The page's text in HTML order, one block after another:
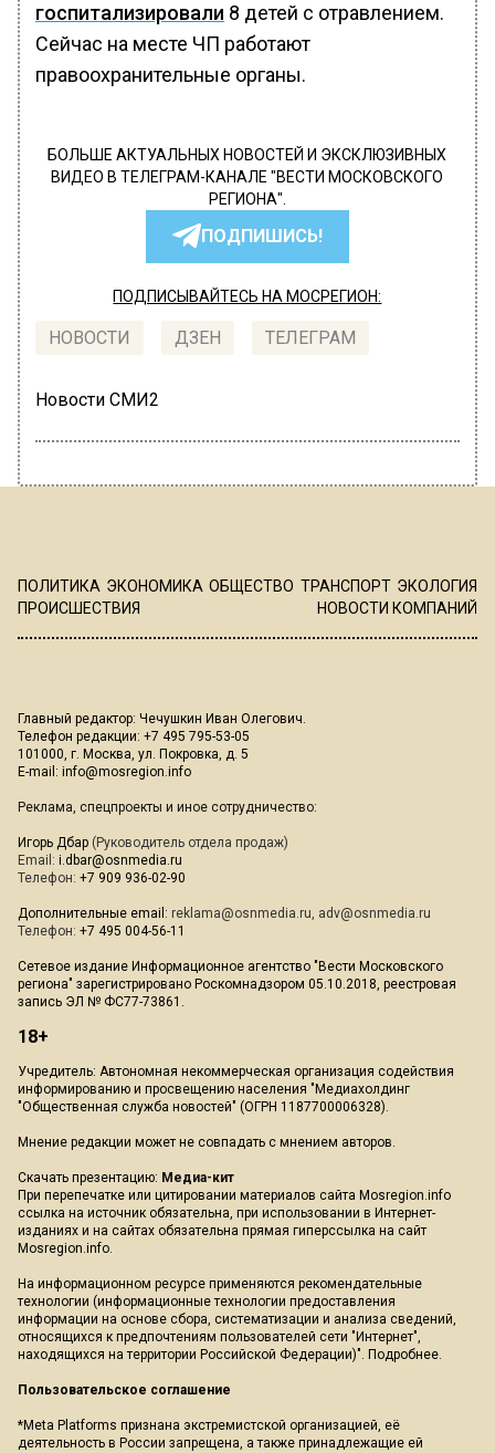
госпитализировали 8 детей с отравлением.
Сейчас на месте ЧП работают
правоохранительные органы.
БОЛЬШЕ АКТУАЛЬНЫХ НОВОСТЕЙ И ЭКСКЛЮЗИВНЫХ
ВИДЕО В ТЕЛЕГРАМ-КАНАЛЕ "ВЕСТИ МОСКОВСКОГО
РЕГИОНА".
ПОДПИШИСЬ!
ПОДПИСЫВАЙТЕСЬ НА МОСРЕГИОН:
НОВОСТИ ДЗЕН ТЕЛЕГРАМ
Новости СМИ2
ПОЛИТИКА ЭКОНОМИКА ОБЩЕСТВО ТРАНСПОРТ ЭКОЛОГИЯ
ПРОИСШЕСТВИЯ
НОВОСТИ КОМПАНИЙ
Главный редактор: Чечушкин Иван Олегович.
Телефон редакции: +7 495 795-53-05
101000, г. Москва, ул. Покровка, д. 5
E-mail: info@mosregion.info
Реклама, спецпроекты и иное сотрудничество:
Игорь Дбар (Руководитель отдела продаж)
Email: i.dbar@osnmedia.ru
Телефон: +7 909 936-02-90
Дополнительные email: reklama@osnmedia.ru, adv@osnmedia.ru
Телефон: +7 495 004-56-11
Сетевое издание Информационное агентство "Вести Московского
региона" зарегистрировано Роскомнадзором 05.10.2018, реестровая
запись ЭЛ № ФС77-73861.
18+
Учредитель: Автономная некоммерческая организация содействия
информированию и просвещению населения "Медиахолдинг
"Общественная служба новостей" (ОГРН 1187700006328).
Мнение редакции может не совпадать с мнением авторов.
Скачать презентацию: Медиа-кит
При перепечатке или цитировании материалов сайта Mosregion.info
ссылка на источник обязательна, при использовании в Интернет-
изданиях и на сайтах обязательна прямая гиперссылка на сайт
Mosregion.info.
На информационном ресурсе применяются рекомендательные
технологии (информационные технологии предоставления
информации на основе сбора, систематизации и анализа сведений,
относящихся к предпочтениям пользователей сети "Интернет",
находящихся на территории Российской Федерации)". Подробнее.
Пользовательское соглашение
*Meta Platforms признана экстремистской организацией, её
деятельность в России запрещена, а также принадлежащие ей